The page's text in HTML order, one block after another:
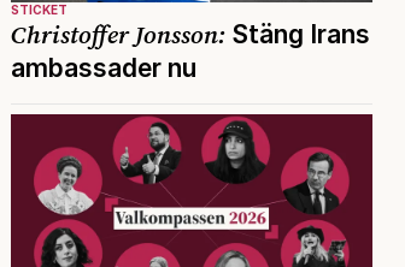
STICKET
Christoffer Jonsson: Stäng Irans
ambassader nu